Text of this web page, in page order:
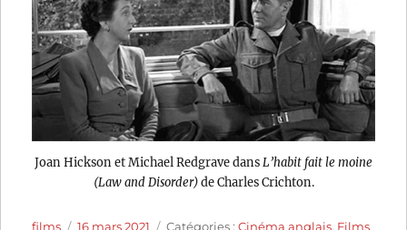
Joan Hickson et Michael Redgrave dans L’habit fait le moine
(Law and Disorder)de Charles Crichton.
Auteur
films
Publié
16 mars 2021 Catégories
Catégories :Cinéma anglais, Films